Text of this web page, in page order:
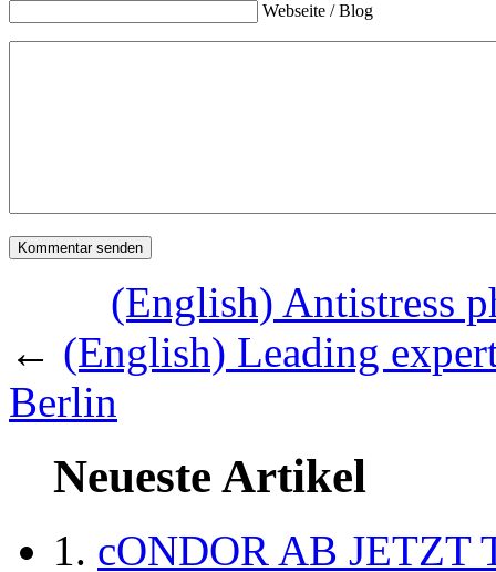
Webseite / Blog
(English) Antistress
← (English) Leading
Berlin
Neueste Artikel
cONDOR AB